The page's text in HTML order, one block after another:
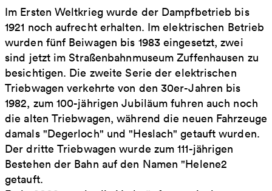
Im Ersten Weltkrieg wurde der Dampfbetrieb bis
1921 noch aufrecht erhalten. Im elektrischen Betrieb
wurden fünf Beiwagen bis 1983 eingesetzt, zwei
sind jetzt im Straßenbahnmuseum Zuffenhausen zu
besichtigen. Die zweite Serie der elektrischen
Triebwagen verkehrte von den 30er-Jahren bis
1982, zum 100-jährigen Jubiläum fuhren auch noch
die alten Triebwagen, während die neuen Fahrzeuge
damals "Degerloch" und "Heslach" getauft wurden.
Der dritte Triebwagen wurde zum 111-jährigen
Bestehen der Bahn auf den Namen "Helene2
getauft.